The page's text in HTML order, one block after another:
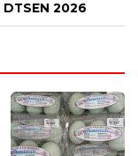
2026